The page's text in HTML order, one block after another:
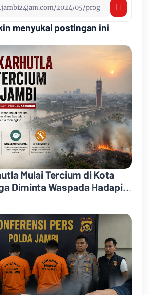
menyukai postingan ini
Mulai Tercium di Kota
Diminta Waspada Hadapi